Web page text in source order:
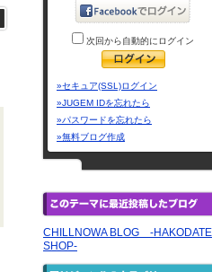
次回から自動的にログイン
»セキュア(SSL)ログイン
»JUGEM IDを忘れたら
»パスワードを忘れたら
»無料ブログ作成
CHILLNOWA BLOG -
SHOP-